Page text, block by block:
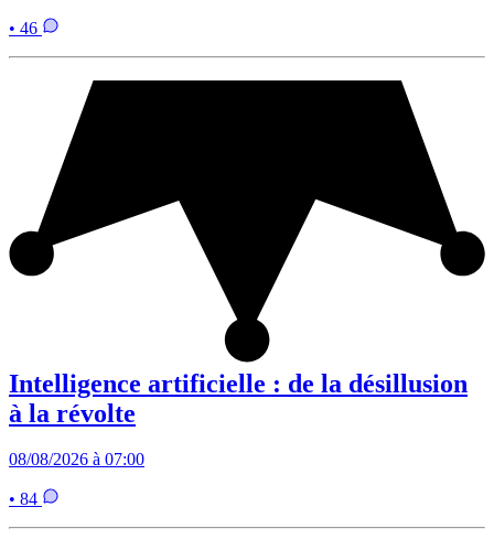
• 46
Intelligence artificielle : de la désillusion
à la révolte
08/08/2026 à 07:00
• 84